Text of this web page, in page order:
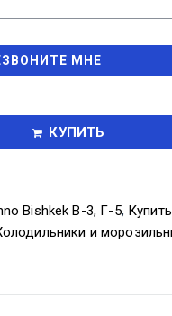
КУПИТЬ
Bishkek В-3, Г-5,
и